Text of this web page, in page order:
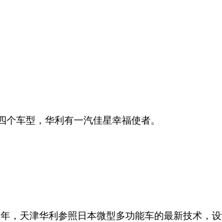
车型，华利有一汽佳星幸福使者。
，天津华利参照日本微型多功能车的最新技术